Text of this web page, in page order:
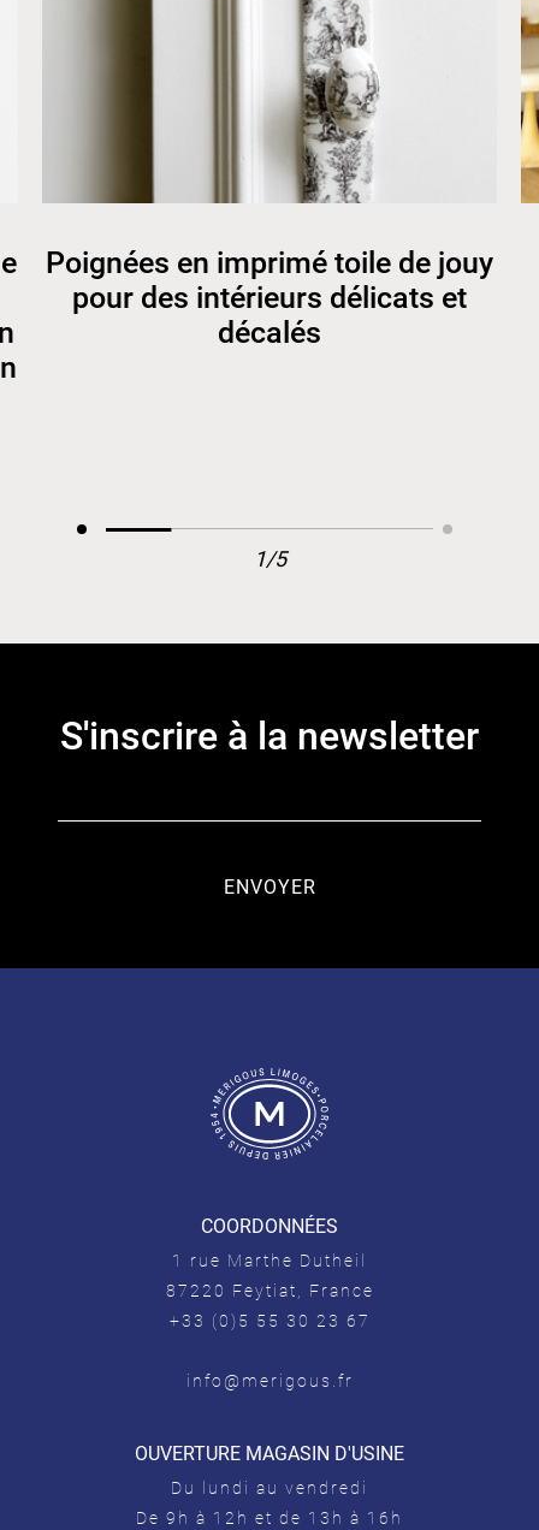
Poignées en imprimé toile de jouy
pour des intérieurs délicats et
décalés
1/5
S'inscrire à la newsletter
COORDONNÉES
1 rue Marthe Dutheil
87220 Feytiat, France
+33 (0)5 55 30 23 67
info@merigous.fr
OUVERTURE MAGASIN D'USINE
Du lundi au vendredi
De 9h à 12h et de 13h à 16h